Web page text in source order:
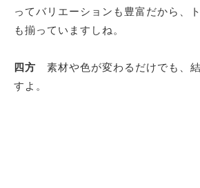
ってバリエーションも豊富だから、
も揃っていますしね。
四方 素材や色が変わるだけでも、
すよ。